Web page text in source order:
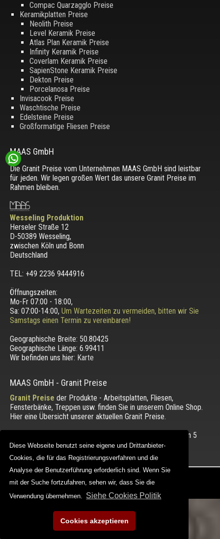
Diese Webseite benutzt seine eigene und Drittanbieter-
Cookies, die für das Registrierungsverfahren und die
Analyse der Benutzerführung erforderlich sind. Wenn Sie
mit der Suche fortzufahren, sehen wir, dass Sie die
Verwendung übernehmen. Siehe Cookies Politik
Cookies akzeptieren
Diese Webseite benutzt seine eigene und Drittanbieter-
Cookies, die für das Registrierungsverfahren und die
Analyse der Benutzerführung erforderlich sind. Wenn Sie
mit der Suche fortzufahren, sehen wir, dass Sie die
Verwendung übernehmen. Siehe Cookies Politik
Cookies akzeptieren
Compac Quarzagglo Preise
Keramikplatten Preise
Neolith Preise
Level Keramik Preise
Atlas Plan Keramik Preise
Infinity Keramik Preise
Coverlam Keramik Preise
SapienStone Keramik Preise
Dekton Preise
Porcelanosa Preise
Invisacook Preise
Waschtische Preise
Edelsteine Preise
Großformatige Fliesen Preise
MAAS GmbH
Die Granit Preise vom Unternehmen MAAS GmbH sind leistbar
für jeden. Wir legen großen Wert das unsere Granit Preise im
Rahmen bleiben.
Wesseling Produktion
Herseler Straße 12
D-50389 Wesseling,
zwischen Köln und Bonn
Deutschland
TEL: +49 2236 9444916
Öffnungszeiten:
Mo-Fr 07:00 - 18:00,
Sa: 07:00-14:00, Um Wartezeiten zu vermeiden, bitten wir Sie
Samstags einen Termin zu vereinbaren!
Geographische Breite: 50.80425
Geographische Länge: 6.99411
Wir befinden uns hier: Karte
MAAS GmbH - Granit Preise
Granit Preise der Produkte - Arbeitsplatten, Fliesen,
Fensterbänke, Treppen usw. finden Sie in unserem Online Shop.
Hier eine Übersicht unserer aktuellen Granit Preise.
Die Bewertung unserer Kunden mit einem Durchschnitt von 5
von 5 Punkten.
Copyright © 2012 - 2026 |
Web Design |MAAG-Projekt